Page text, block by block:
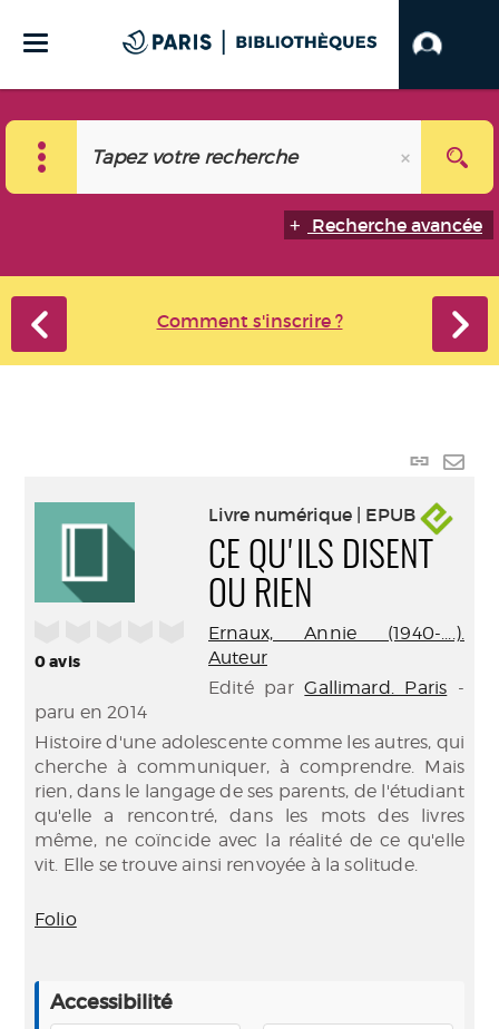
Recherche avancée
Comment s'inscrire ?
Lien
0avis
Livre numérique | EPUB
CE QU'ILS DISENT
OU RIEN
Ernaux, Annie (1940-....).
Auteur
Edité parGallimard. Paris -
paru en 2014
Histoire d'une adolescente comme les autres, qui
cherche à communiquer, à comprendre. Mais
rien, dans le langage de ses parents, de l'étudiant
qu'elle a rencontré, dans les mots des livres
même, ne coïncide avec la réalité de ce qu'elle
vit. Elle se trouve ainsi renvoyée à la solitude.
Folio
Accessibilité